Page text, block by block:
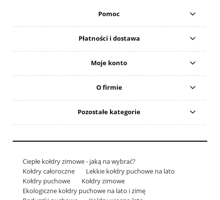
Pomoc
Płatności i dostawa
Moje konto
O firmie
Pozostałe kategorie
Ciepłe kołdry zimowe - jaką na wybrać?
Kołdry całoroczne
Lekkie kołdry puchowe na lato
Kołdry puchowe
Kołdry zimowe
Ekologiczne kołdry puchowe na lato i zimę